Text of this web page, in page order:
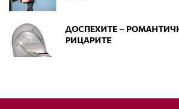
ДОСПЕХИТЕ –
РИЦАРИТЕ